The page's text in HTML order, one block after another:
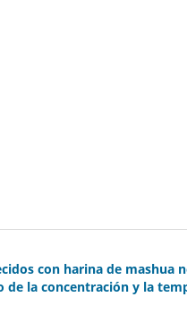
con harina de mashua
la concentración y la